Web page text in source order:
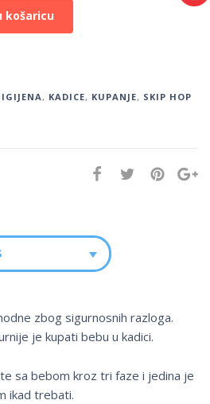
košaricu
, KADICE, KUPANJE, SKIP HOP
zbog sigurnosnih razloga.
je kupati bebu u kadici.
sa bebom kroz tri faze i jedina je
ikad trebati.